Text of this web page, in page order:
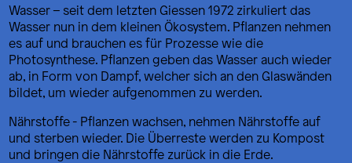
Wasser – seit dem letzten Giessen 1972 zirkuliert das
Wasser nun in dem kleinen Ökosystem. Pflanzen nehmen
es auf und brauchen es für Prozesse wie die
Photosynthese. Pflanzen geben das Wasser auch wieder
ab, in Form von Dampf, welcher sich an den Glaswänden
bildet, um wieder aufgenommen zu werden.
Nährstoffe - Pflanzen wachsen, nehmen Nährstoffe auf
und sterben wieder. Die Überreste werden zu Kompost
und bringen die Nährstoffe zurück in die Erde.